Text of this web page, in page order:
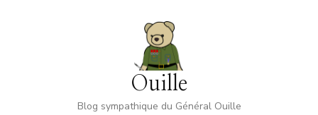
Ouille
Blog sympathique du Général Ouille